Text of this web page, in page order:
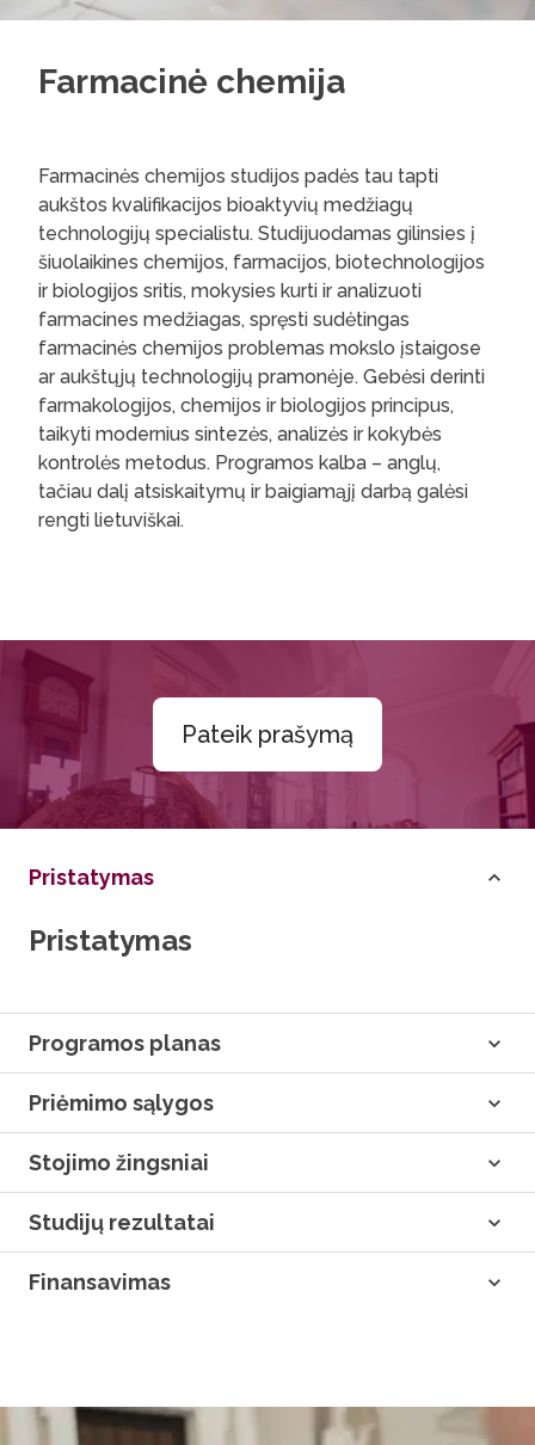
Farmacinė chemija
Farmacinės chemijos studijos padės tau tapti
aukštos kvalifikacijos bioaktyvių medžiagų
technologijų specialistu. Studijuodamas gilinsies į
šiuolaikines chemijos, farmacijos, biotechnologijos
ir biologijos sritis, mokysies kurti ir analizuoti
farmacines medžiagas, spręsti sudėtingas
farmacinės chemijos problemas mokslo įstaigose
ar aukštųjų technologijų pramonėje. Gebėsi derinti
farmakologijos, chemijos ir biologijos principus,
taikyti modernius sintezės, analizės ir kokybės
kontrolės metodus. Programos kalba – anglų,
tačiau dalį atsiskaitymų ir baigiamąjį darbą galėsi
rengti lietuviškai.
Pateik prašymą
Pristatymas
Pristatymas
Programos planas
Priėmimo sąlygos
Stojimo žingsniai
Studijų rezultatai
Finansavimas